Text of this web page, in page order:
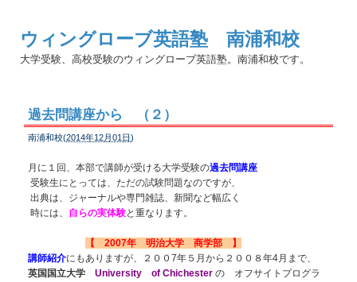
ウィングローブ英語塾 南浦和校
大学受験、高校受験のウィングローブ英語塾。南浦和校です。
過去問講座から （２）
南浦和校(2014年12月01日)
月に１回、本部で講師が受ける大学受験の過去問講座
受験生にとっては、ただの試験問題なのですが、
出典は、ジャーナルや専門雑誌、新聞など幅広く
時には、 自らの実体験と重なります。
【 2007年 明治大学 商学部 】
講師紹介にもありますが、２００7年５月から２００８年4月まで、
英国国立大学 University of Chichester の オフサイトプログラ